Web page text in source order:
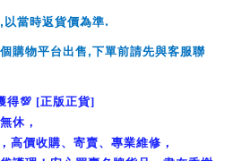
, 以當時返貨價為準.
購物平台出售 ,下單前請先與客服聯
得💯 [正版正貨]
休，
高價收購、寄賣、專業維修，